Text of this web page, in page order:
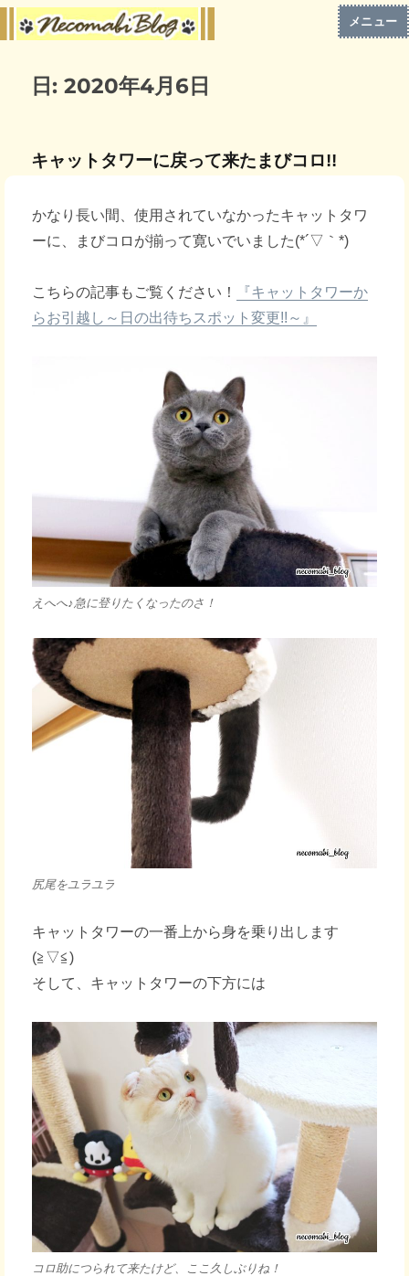
メニュー
日:2020年4月6日
キャットタワーに戻って来たまびコロ!!
かなり長い間、使用されていなかったキャットタワ
ーに、まびコロが揃って寛いでいました(*´▽｀*)
こちらの記事もご覧ください！
『キャットタワーか
らお引越し～日の出待ちスポット変更!!～』
えへへ♪急に登りたくなったのさ！
尻尾をユラユラ
キャットタワーの一番上から身を乗り出します
(≧▽≦)
そして、キャットタワーの下方には
コロ助につられて来たけど、ここ久しぶりね！